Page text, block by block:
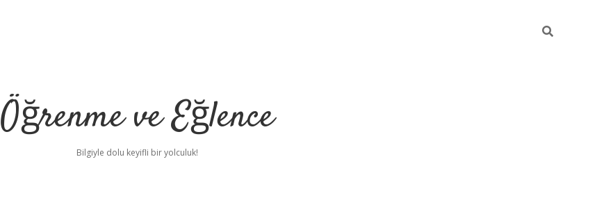
Öğrenme ve Eğlence
Bilgiyle dolu keyifli bir yolculuk!